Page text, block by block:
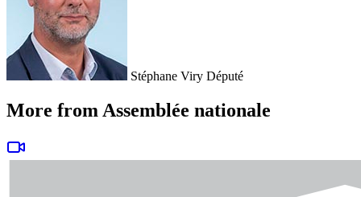
Stéphane Viry Député
More from Assemblée nationale